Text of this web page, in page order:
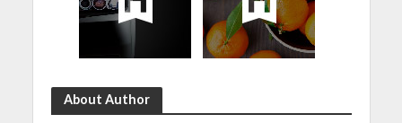
About Author